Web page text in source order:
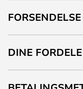
DINE FORDELE